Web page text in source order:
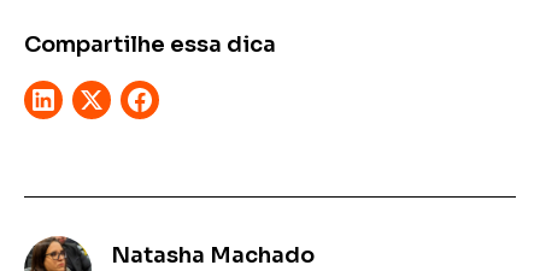
Compartilhe essa dica
Natasha Machado